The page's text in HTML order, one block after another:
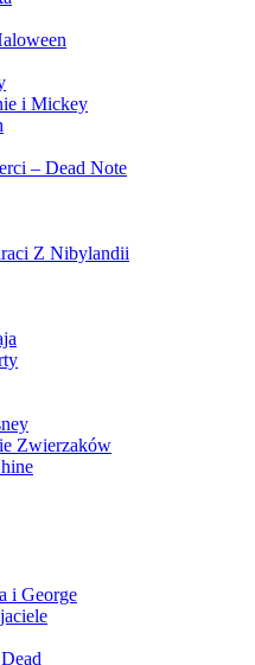
i Mickey
– Dead Note
Z Nibylandii
Zwierzaków
i George